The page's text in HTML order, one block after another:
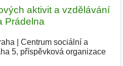
aktivit a vzdělávání
Prádelna
Centrum sociální a
5, příspěvková organizace|